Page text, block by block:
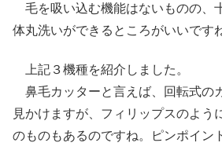
毛を吸い込む機能はないものの、
体丸洗いができるところがいいです
上記３機種を紹介しました。
鼻毛カッターと言えば、回転式の
見かけますが、フィリップスのよう
のものもあるのですね。ピンポイン